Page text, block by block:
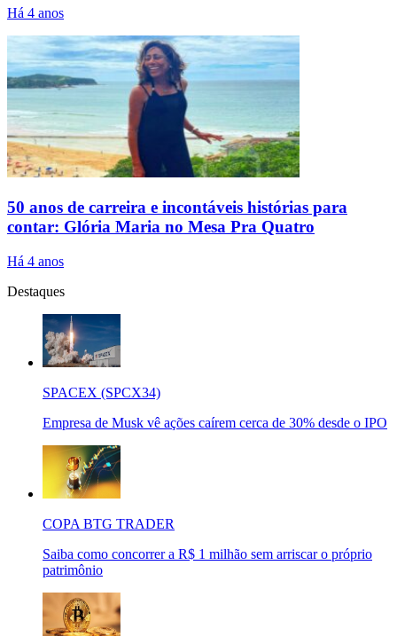
Há 4 anos
50 anos de carreira e incontáveis histórias para
contar: Glória Maria no Mesa Pra Quatro
Há 4 anos
Destaques
SPACEX (SPCX34)
Empresa de Musk vê ações caírem cerca de 30% desde o IPO
COPA BTG TRADER
Saiba como concorrer a R$ 1 milhão sem arriscar o próprio
patrimônio